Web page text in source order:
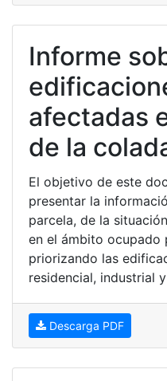
Informe
afectadas
de la
El objetivo de este
presentar la
parcela, de la
en el ámbito ocupado
priorizando las
residencial, industrial
Descarga PDF